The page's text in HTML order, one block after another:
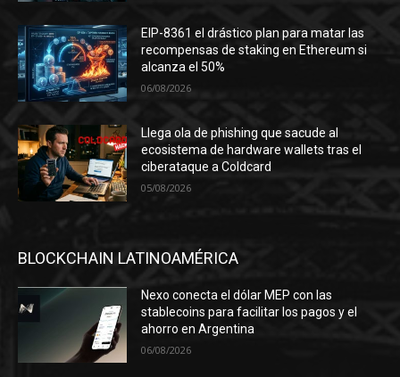
EIP-8361 el drástico plan para matar las
recompensas de staking en Ethereum si
alcanza el 50%
06/08/2026
Llega ola de phishing que sacude al
ecosistema de hardware wallets tras el
ciberataque a Coldcard
05/08/2026
BLOCKCHAIN LATINOAMÉRICA
Nexo conecta el dólar MEP con las
stablecoins para facilitar los pagos y el
ahorro en Argentina
06/08/2026